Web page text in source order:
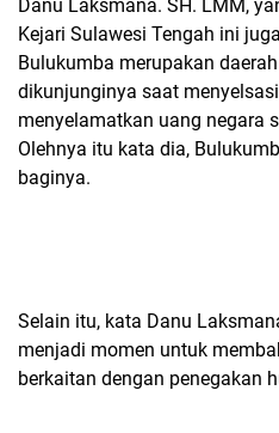
Danu Laksmana. SH. LMM,
Kejari Sulawesi Tengah ini
Bulukumba merupakan
dikunjunginya saat
menyelamatkan uang negara
Olehnya itu kata dia,
baginya.
Selain itu, kata Danu
menjadi momen untuk
berkaitan dengan penegakan